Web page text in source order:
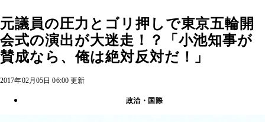
元議員の圧力とゴリ押しで東京五輪開
会式の演出が大迷走！？「小池知事が
賛成なら、俺は絶対反対だ！」
2017年02月05日 06:00 更新
政治・国際